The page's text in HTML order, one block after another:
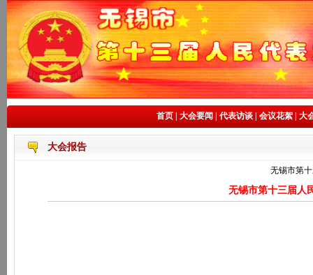
首页 大会要闻 代表访谈 会议花絮 大
大会报告
无锡市第
无锡市第十三届人